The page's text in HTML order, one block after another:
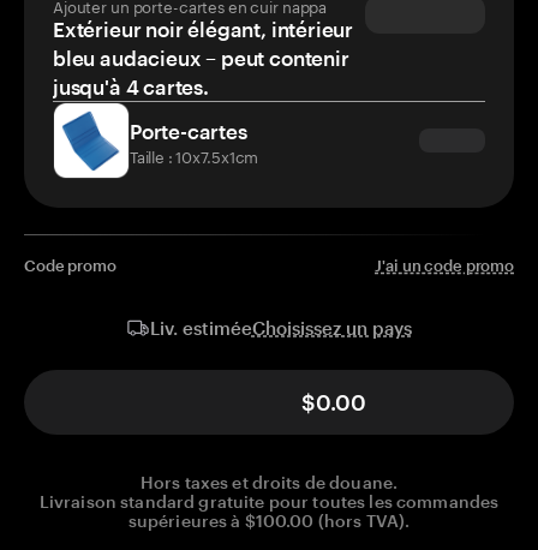
Ajouter un porte-cartes en cuir nappa
Extérieur noir élégant, intérieur
bleu audacieux – peut contenir
jusqu'à 4 cartes.
Porte-cartes
Taille : 10x7.5x1cm
Code promo J'ai un code promo
Liv. estiméeChoisissez un pays
$0.00
Hors taxes et droits de douane.
Livraison standard gratuite pour toutes les commandes
supérieures à $100.00 (hors TVA).